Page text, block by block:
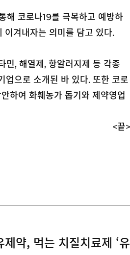
해 코로나19를 극복하고 예방하
겨내자는 의미를 담고 있다.
민, 해열제, 항알러지제 등 각종
으로 소개된 바 있다. 또한 코로
하여 화훼농가 돕기와 제약영업
<끝>